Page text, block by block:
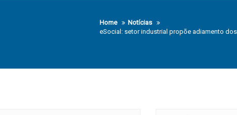
Home
Notícias
eSocial: setor industrial propõe adiamento